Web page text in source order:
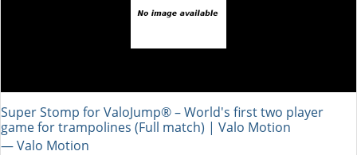
Super Stomp for ValoJump® – World's first two player
game for trampolines (Full match) | Valo Motion
― Valo Motion